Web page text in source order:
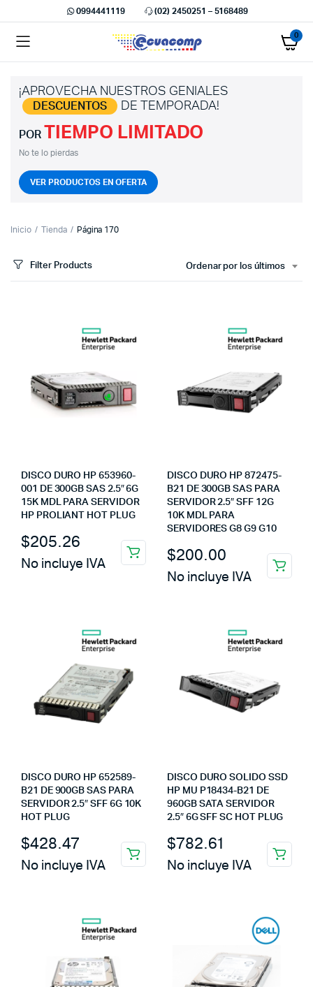
0994441119 (02) 2450251 – 5168489
0
¡APROVECHA NUESTROS GENIALES
DESCUENTOS DE TEMPORADA!
POR TIEMPO LIMITADO
No te lo pierdas
VER PRODUCTOS EN OFERTA
Inicio Tienda Página 170
Filter Products Ordenar por los últimos
DISCO DURO HP 653960-
001 DE 300GB SAS 2.5″ 6G
15K MDL PARA SERVIDOR
HP PROLIANT HOT PLUG
$205.26
No incluye IVA
DISCO DURO HP 872475-
B21 DE 300GB SAS PARA
SERVIDOR 2.5″ SFF 12G
10K MDL PARA
SERVIDORES G8 G9 G10
$200.00
No incluye IVA
DISCO DURO HP 652589-
B21 DE 900GB SAS PARA
SERVIDOR 2.5″ SFF 6G 10K
HOT PLUG
$428.47
No incluye IVA
DISCO DURO SOLIDO SSD
HP MU P18434-B21 DE
960GB SATA SERVIDOR
2.5″ 6G SFF SC HOT PLUG
$782.61
No incluye IVA